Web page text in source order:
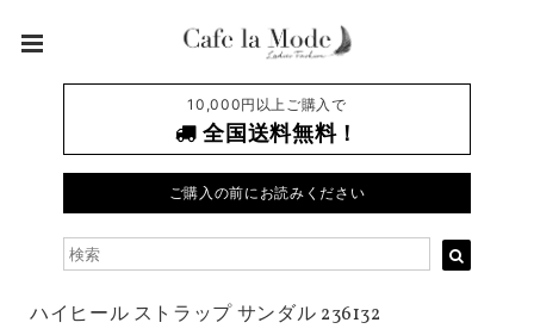
10,000円以上ご購入で
全国送料無料！
ご購入の前にお読みください
ハイヒール ストラップ サンダル 236132